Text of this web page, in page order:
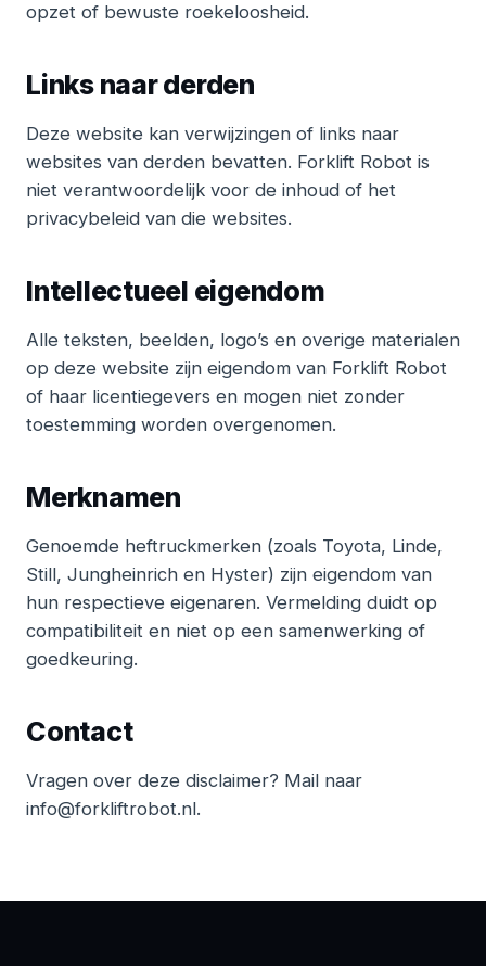
opzet of bewuste roekeloosheid.
Links naar derden
Deze website kan verwijzingen of links naar
websites van derden bevatten. Forklift Robot is
niet verantwoordelijk voor de inhoud of het
privacybeleid van die websites.
Intellectueel eigendom
Alle teksten, beelden, logo’s en overige materialen
op deze website zijn eigendom van Forklift Robot
of haar licentiegevers en mogen niet zonder
toestemming worden overgenomen.
Merknamen
Genoemde heftruckmerken (zoals Toyota, Linde,
Still, Jungheinrich en Hyster) zijn eigendom van
hun respectieve eigenaren. Vermelding duidt op
compatibiliteit en niet op een samenwerking of
goedkeuring.
Contact
Vragen over deze disclaimer? Mail naar
info@forkliftrobot.nl.